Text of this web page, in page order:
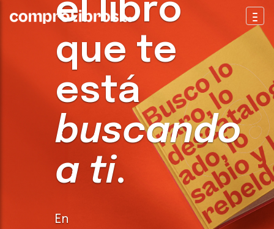
el libro
que te
está
buscando
a ti.
En